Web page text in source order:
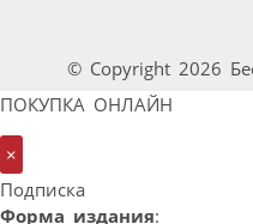
© Copyright 2026
ПОКУПКА ОНЛАЙН
×
Подписка
Форма издания: